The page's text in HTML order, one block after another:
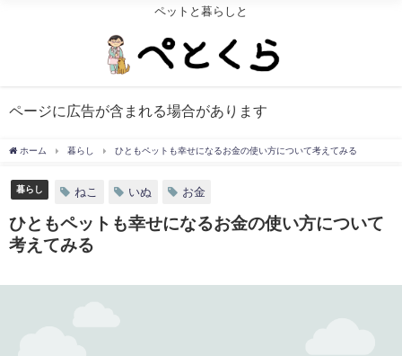
ペットと暮らしと
ページに広告が含まれる場合があります
ホーム 暮らし ひともペットも幸せになるお金の使い方について考えてみる
暮らし ねこ いぬ お金
ひともペットも幸せになるお金の使い方について
考えてみる